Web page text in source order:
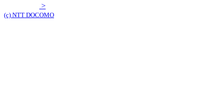
>
(c) NTT DOCOMO